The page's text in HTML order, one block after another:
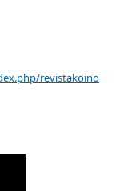
revistakoino